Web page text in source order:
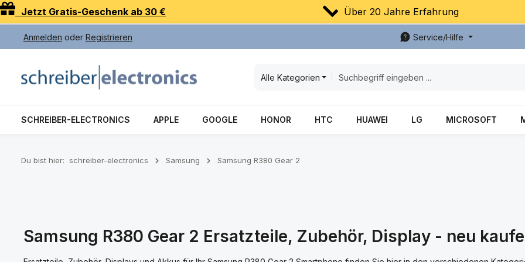
Hauptinhalt springen
Zur Suche springen
Zur Hauptnavigation springen
Jetzt Gratis-Geschenk ab 30 € Über 20 Jahre Erfahrung
Anmelden oder Registrieren Service/Hilfe
Alle Kategorien
SCHREIBER-ELECTRONICS APPLE GOOGLE HONOR HTC HUAWEI LG MICROSOFT
Du bist hier: schreiber-electronics Samsung Samsung R380 Gear 2
Samsung R380 Gear 2 Ersatzteile, Zubehör, Display - neu